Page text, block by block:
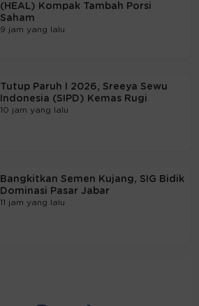
(HEAL) Kompak Tambah Porsi
Saham
9 jam yang lalu
Tutup Paruh I 2026, Sreeya Sewu
Indonesia (SIPD) Kemas Rugi
10 jam yang lalu
Bangkitkan Semen Kujang, SIG Bidik
Dominasi Pasar Jabar
11 jam yang lalu